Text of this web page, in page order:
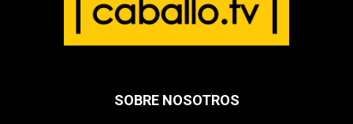
SOBRE NOSOTROS